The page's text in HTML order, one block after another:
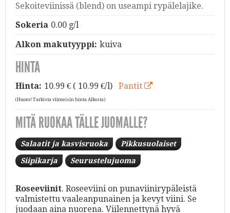
Sekoiteviinissä (blend) on useampi rypälelajike.
Sokeria 0.00 g/l
Alkon makutyyppi: kuiva
HINTA
Hinta: 10.99 € ( 10.99 €/l) Pantit
(Huom! Tarkista viimeisin hinta Alkosta)
MITÄ RUOKAA TÄLLE JUOMALLE?
Salaatit ja kasvisruoka Pikkusuolaiset
Siipikarja Seurustelujuoma
Roseeviinit. Roseeviini on punaviinirypäleistä
valmistettu vaaleanpunainen ja kevyt viini. Se
juodaan aina nuorena. Viilennettynä hyvä